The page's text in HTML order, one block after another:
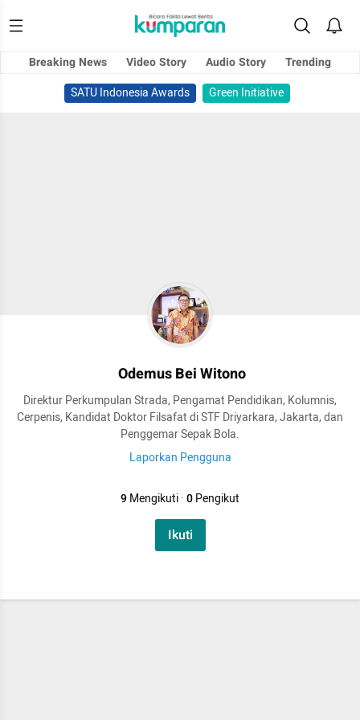
Breaking News Video Story Audio Story
Trending
SATU Indonesia Awards
Green Initiative
Odemus Bei Witono
Direktur Perkumpulan Strada, Pengamat Pendidikan, Kolumnis,
Cerpenis, Kandidat Doktor Filsafat di STF Driyarkara, Jakarta, dan
Penggemar Sepak Bola.
Laporkan Pengguna
9Mengikuti·0Pengikut
Ikuti